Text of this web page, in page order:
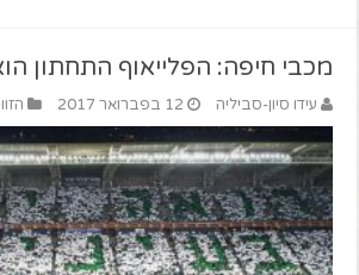
מכבי חיפה: הפלייאוף התחתון
עידו סיון-סביליה 12 בפברואר 2017